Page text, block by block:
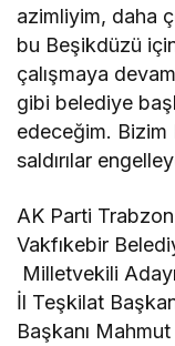
azimliyim, daha
bu Beşikdüzü
çalışmaya
gibi belediye
edeceğim. Bizim
saldırılar
AK Parti
Vakfıkebir
Milletvekili
İl Teşkilat
Başkanı